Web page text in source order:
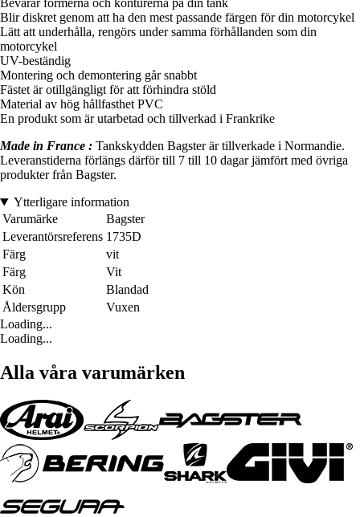
Bevarar formerna och konturerna på din tank
Blir diskret genom att ha den mest passande färgen för din motorcykel
Lätt att underhålla, rengörs under samma förhållanden som din
motorcykel
UV-beständig
Montering och demontering går snabbt
Fästet är otillgängligt för att förhindra stöld
Material av hög hållfasthet PVC
En produkt som är utarbetad och tillverkad i Frankrike
Made in France : Tankskydden Bagster är tillverkade i Normandie.
Leveranstiderna förlängs därför till 7 till 10 dagar jämfört med övriga
produkter från Bagster.
Ytterligare information
Varumärke
Bagster
Leverantörsreferens 1735D
Färg
vit
Färg
Vit
Kön
Blandad
Åldersgrupp
Vuxen
Loading...
Loading...
Alla våra varumärken